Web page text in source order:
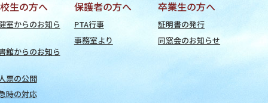
生の方へ
室からのお知ら
館からのお知ら
票の公開
時の対応
保護者の方へ
PTA行事
事務室より
卒業生の方へ
証明書の発行
同窓会のお知らせ